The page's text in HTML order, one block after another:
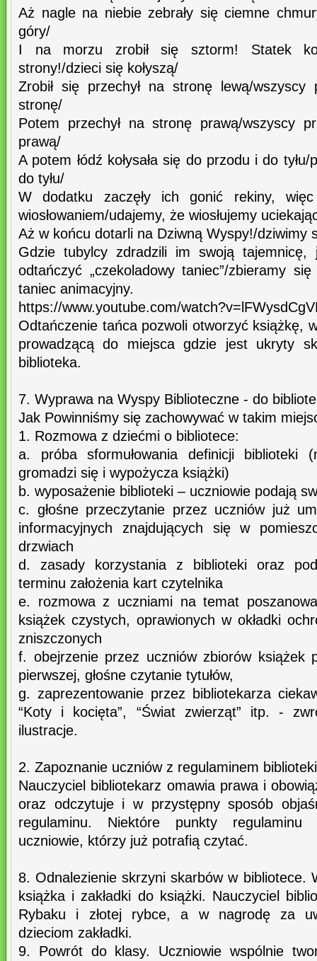
Aż nagle na niebie zebrały się ciemne
góry/
I na morzu zrobił się sztorm! Statek
strony!/dzieci się kołyszą/
Zrobił się przechył na stronę lewą/
stronę/
Potem przechył na stronę prawą/wszyscy
prawą/
A potem łódź kołysała się do przodu i do
do tyłu/
W dodatku zaczęły ich gonić rekiny,
wiosłowaniem/udajemy, że wiosłujemy
Aż w końcu dotarli na Dziwną Wyspy!/dziwimy
Gdzie tubylcy zdradzili im swoją tajemnicę,
odtańczyć „czekoladowy taniec”/zbieramy
taniec animacyjny.
https://www.youtube.com/
Odtańczenie tańca pozwoli otworzyć książkę,
prowadzącą do miejsca gdzie jest ukryty
biblioteka.
7. Wyprawa na Wyspy Biblioteczne - do
Jak Powinniśmy się zachowywać w takim
1. Rozmowa z dziećmi o bibliotece:
a. próba sformułowania definicji biblioteki
gromadzi się i wypożycza książki)
b. wyposażenie biblioteki – uczniowie podają
c. głośne przeczytanie przez uczniów już
informacyjnych znajdujących się w
drzwiach
d. zasady korzystania z biblioteki oraz
terminu założenia kart czytelnika
e. rozmowa z uczniami na temat
książek czystych, oprawionych w okładki
zniszczonych
f. obejrzenie przez uczniów zbiorów książek
pierwszej, głośne czytanie tytułów,
g. zaprezentowanie przez bibliotekarza
“Koty i kocięta”, “Świat zwierząt” itp. -
ilustracje.
2. Zapoznanie uczniów z regulaminem
Nauczyciel bibliotekarz omawia prawa i
oraz odczytuje i w przystępny sposób
regulaminu. Niektóre punkty
uczniowie, którzy już potrafią czytać.
8. Odnalezienie skrzyni skarbów w bibliotece.
książka i zakładki do książki. Nauczyciel
Rybaku i złotej rybce, a w nagrodę za
dzieciom zakładki.
9. Powrót do klasy. Uczniowie wspólnie